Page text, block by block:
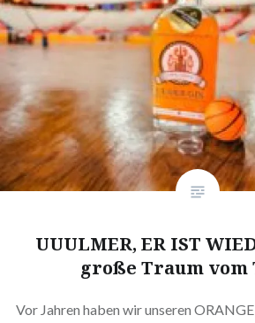
UUULMER, ER IST
große Traum
Vor Jahren haben wir unseren